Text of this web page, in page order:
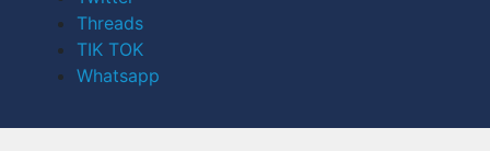
Threads
TIK TOK
Whatsapp